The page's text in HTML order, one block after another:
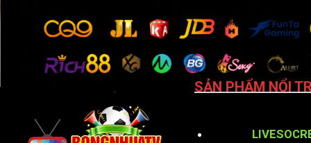
SẢN PHẨM NỔI